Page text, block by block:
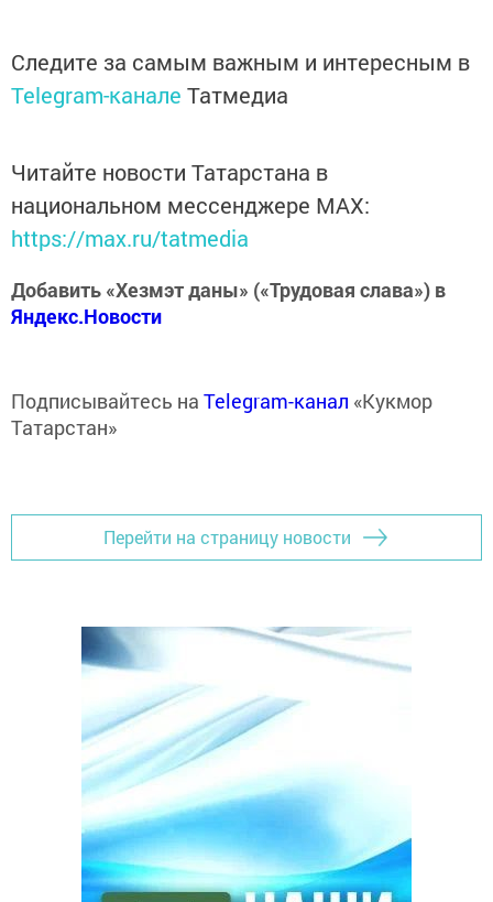
Следите за самым важным и интересным в
Telegram-канале Татмедиа
Читайте новости Татарстана в
национальном мессенджере MАХ:
https://max.ru/tatmedia
Добавить «Хезмэт даны» («Трудовая слава») в
Яндекс.Новости
Подписывайтесь на Telegram-канал «Кукмор
Татарстан»
Перейти на страницу новости